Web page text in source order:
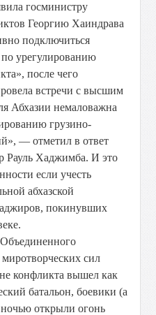
госминистру
Георгию Хаиндрава
подключиться
урегулированию
после чего
встречи с высшим
Абхазии немаловажна
грузино-
— отметил в ответ
Рауль Хаджимба. И это
если учесть
абхазской
покинувших
сил
конфликта вышел как
батальон, боевики (а
открыли огонь